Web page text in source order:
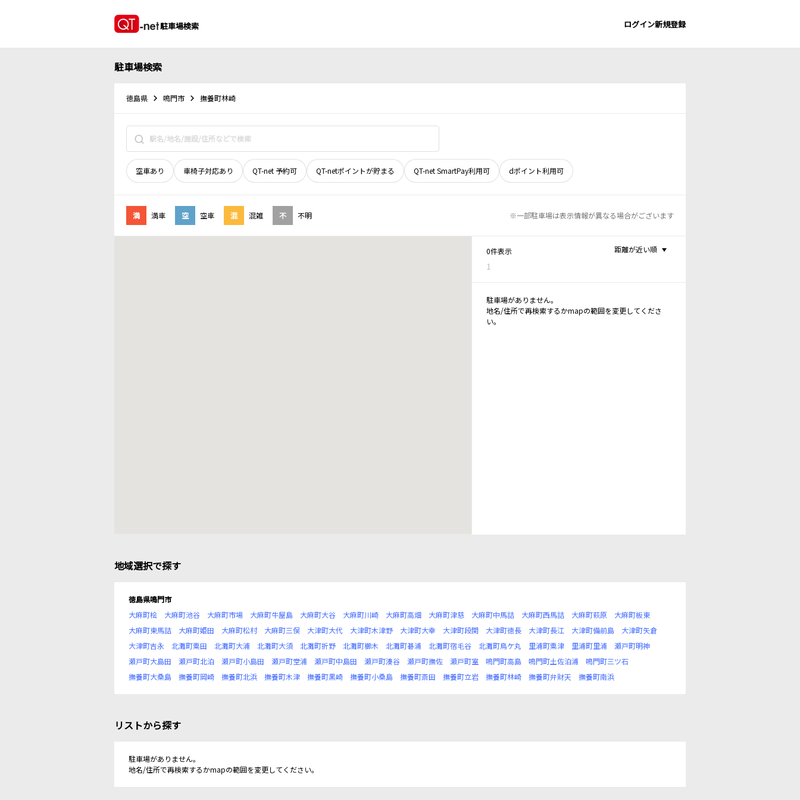
駐車場検索 ログイン新規登録
駐車場検索
徳島県 鳴門市 撫養町林崎
空車あり 車椅子対応あり QT-net 予約可 QT-netポイントが貯まる QT-net SmartPay利用可 dポイント利用可
満 満車 空 空車 混 混雑 不 不明 ※一部駐車場は表示情報が異なる場合がございます
0件表示
1
距離が近い順
駐車場がありません。
地名/住所で再検索するかmapの範囲を変更してくださ
い。
地域選択で探す
徳島県鳴門市
大麻町桧
大麻町池谷 大麻町市場 大麻町牛屋島 大麻町大谷 大麻町川崎 大麻町高畑 大麻町津慈 大麻町中馬詰 大麻町西馬詰 大麻町萩原
大麻町板東
大麻町東馬詰
大麻町姫田 大麻町松村 大麻町三俣 大津町大代 大津町木津野 大津町大幸 大津町段関 大津町徳長 大津町長江 大津町備前島
大津町矢倉
大津町吉永
北灘町粟田 北灘町大浦 北灘町大須 北灘町折野 北灘町櫛木 北灘町碁浦 北灘町宿毛谷 北灘町鳥ケ丸 里浦町粟津 里浦町里浦
瀬戸町明神
瀬戸町大島田
瀬戸町北泊 瀬戸町小島田 瀬戸町堂浦 瀬戸町中島田 瀬戸町湊谷 瀬戸町撫佐 瀬戸町室 鳴門町高島 鳴門町土佐泊浦
鳴門町三ツ石
撫養町大桑島
撫養町岡崎 撫養町北浜 撫養町木津 撫養町黒崎 撫養町小桑島 撫養町斎田 撫養町立岩 撫養町林崎 撫養町弁財天 撫養町南浜
リストから探す
駐車場がありません。
地名/住所で再検索するかmapの範囲を変更してください。